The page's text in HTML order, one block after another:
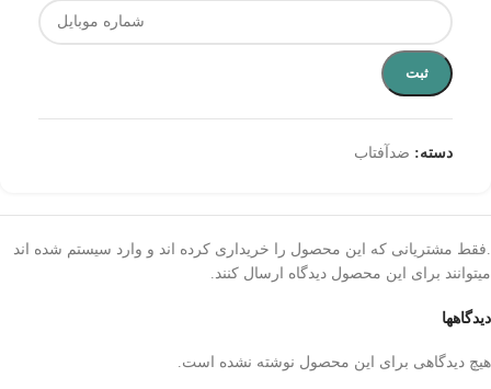
ثبت
دسته: ضدآفتاب
دیدگاهها
هیچ دیدگاهی برای این محصول نوشته نشده است.
.فقط مشتریانی که این محصول را خریداری کرده اند و وارد سیستم شده اند
میتوانند برای این محصول دیدگاه ارسال کنند.